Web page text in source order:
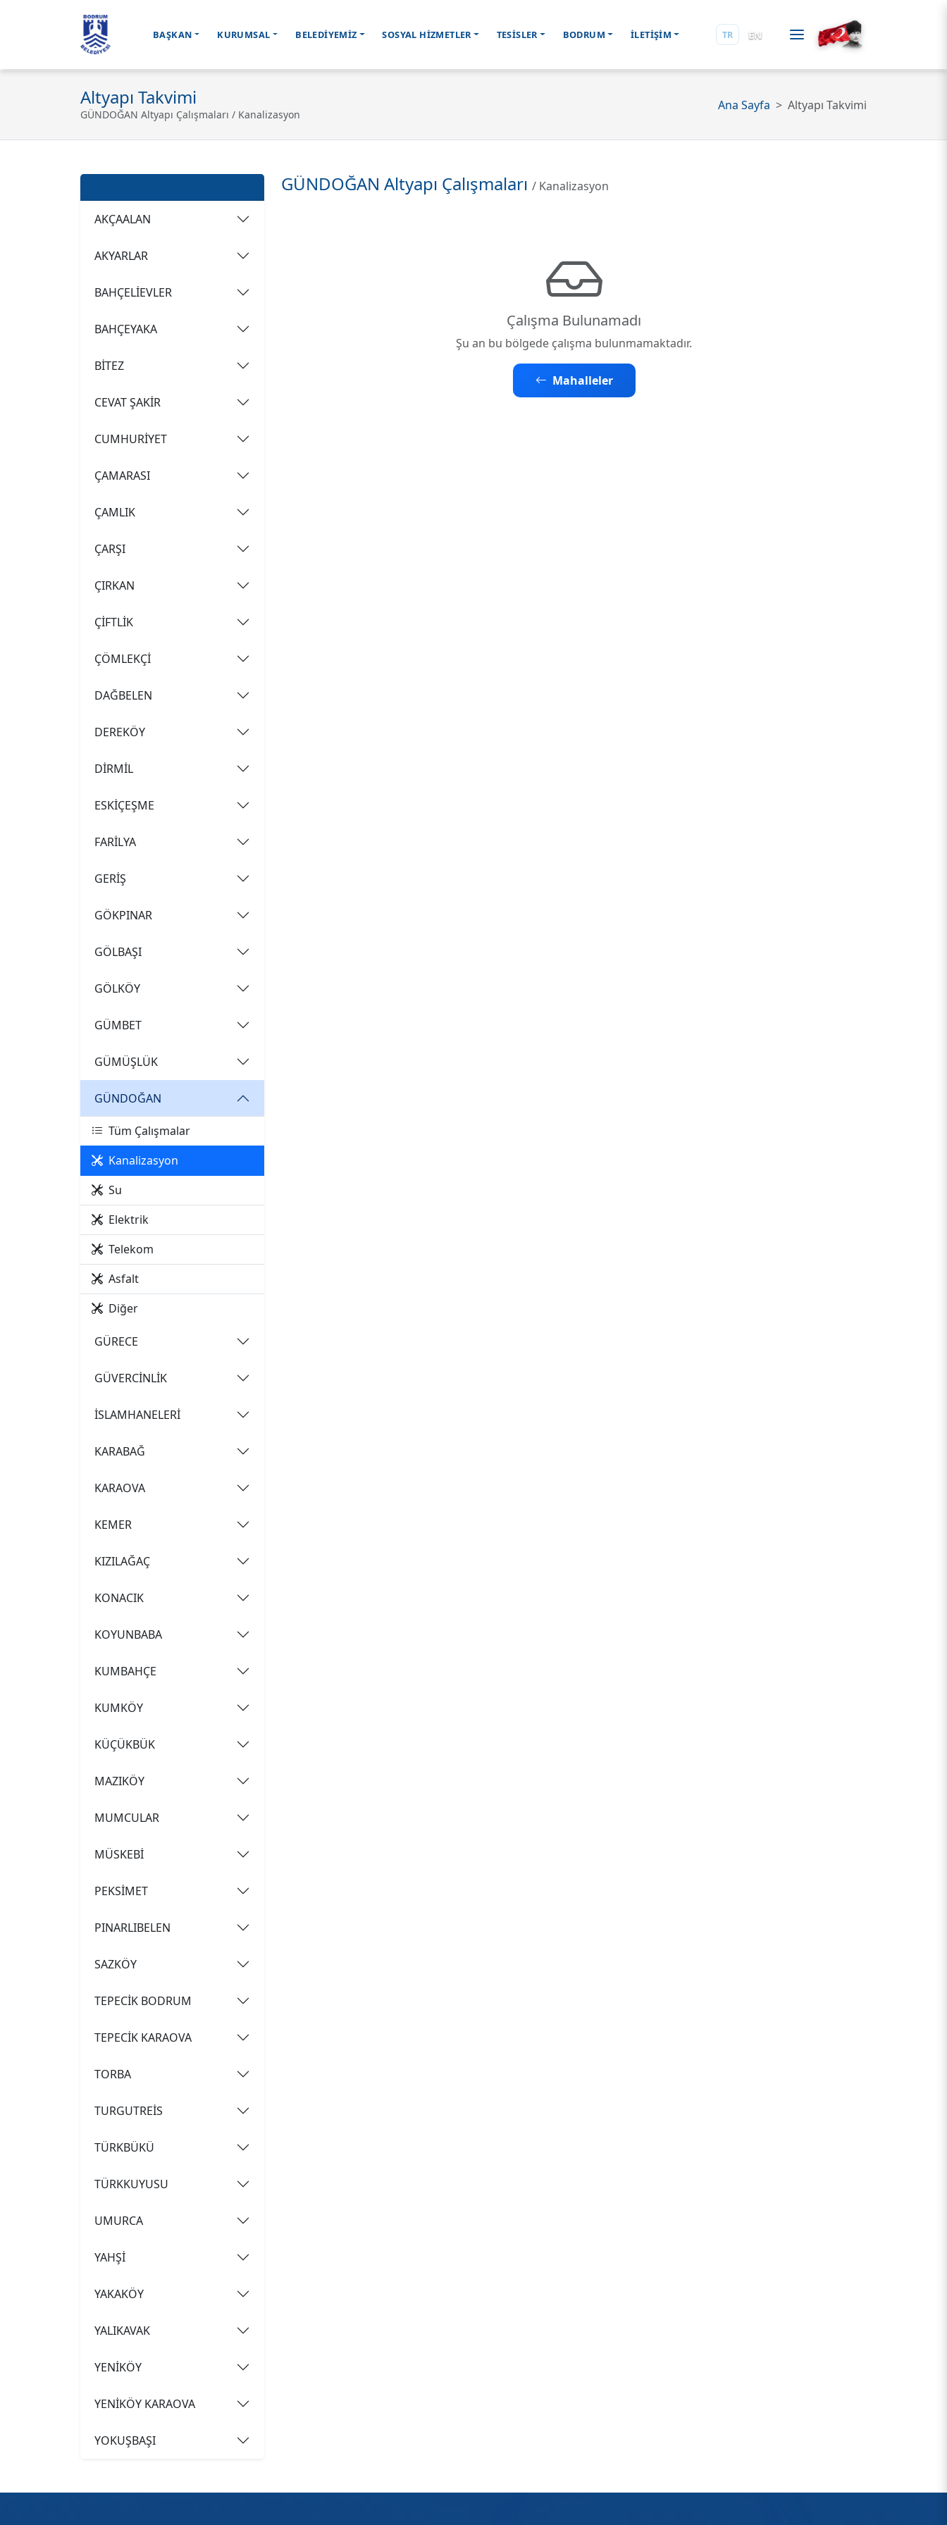
BAŞKAN KURUMSAL BELEDİYEMİZ SOSYAL HİZMETLER TESİSLER BODRUM İLETİŞİM TR EN
Altyapı Takvimi
GÜNDOĞAN Altyapı Çalışmaları / Kanalizasyon
Ana Sayfa Altyapı Takvimi
AKÇAALAN
AKYARLAR
BAHÇELİEVLER
BAHÇEYAKA
BİTEZ
CEVAT ŞAKİR
CUMHURİYET
ÇAMARASI
ÇAMLIK
ÇARŞI
ÇIRKAN
ÇİFTLİK
ÇÖMLEKÇİ
DAĞBELEN
DEREKÖY
DİRMİL
ESKİÇEŞME
FARİLYA
GERİŞ
GÖKPINAR
GÖLBAŞI
GÖLKÖY
GÜMBET
GÜMÜŞLÜK
GÜNDOĞAN
Tüm Çalışmalar
Kanalizasyon
Su
Elektrik
Telekom
Asfalt
Diğer
GÜRECE
GÜVERCİNLİK
İSLAMHANELERİ
KARABAĞ
KARAOVA
KEMER
KIZILAĞAÇ
KONACIK
KOYUNBABA
KUMBAHÇE
KUMKÖY
KÜÇÜKBÜK
MAZIKÖY
MUMCULAR
MÜSKEBİ
PEKSİMET
PINARLIBELEN
SAZKÖY
TEPECİK BODRUM
TEPECİK KARAOVA
TORBA
TURGUTREİS
TÜRKBÜKÜ
TÜRKKUYUSU
UMURCA
YAHŞİ
YAKAKÖY
YALIKAVAK
YENİKÖY
YENİKÖY KARAOVA
YOKUŞBAŞI
GÜNDOĞAN Altyapı Çalışmaları / Kanalizasyon
Çalışma Bulunamadı
Şu an bu bölgede çalışma bulunmamaktadır.
Mahalleler